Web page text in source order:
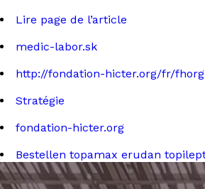
Lire page de l’article
medic-labor.sk
http://fondation-hicter.org/fr/
Stratégie
fondation-hicter.org
Bestellen topamax erudan